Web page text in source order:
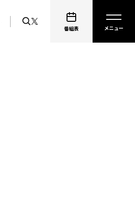
番組表